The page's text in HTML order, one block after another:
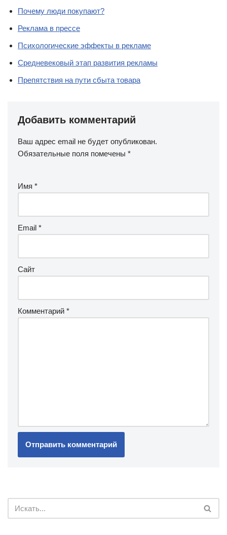
Почему люди покупают?
Реклама в прессе
Психологические эффекты в рекламе
Средневековый этап развития рекламы
Препятствия на пути сбыта товара
Добавить комментарий
Ваш адрес email не будет опубликован.
Обязательные поля помечены *
Имя *
Email *
Сайт
Комментарий *